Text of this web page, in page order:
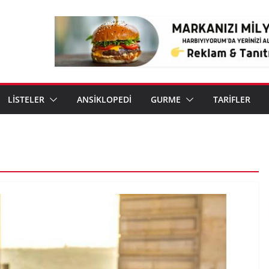
LİSTELER ANSİKLOPEDİ GURME TARİFLER